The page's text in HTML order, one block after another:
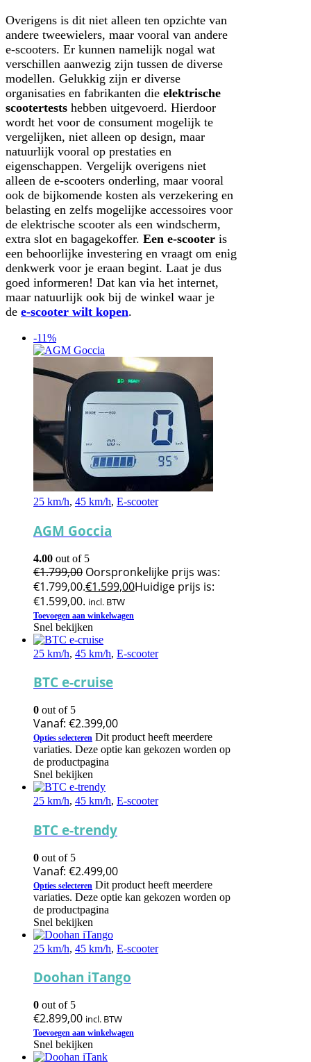
Overigens is dit niet alleen ten opzichte van
andere tweewielers, maar vooral van andere
e-scooters. Er kunnen namelijk nogal wat
verschillen aanwezig zijn tussen de diverse
modellen. Gelukkig zijn er diverse
organisaties en fabrikanten die elektrische
scootertests hebben uitgevoerd. Hierdoor
wordt het voor de consument mogelijk te
vergelijken, niet alleen op design, maar
natuurlijk vooral op prestaties en
eigenschappen. Vergelijk overigens niet
alleen de e-scooters onderling, maar vooral
ook de bijkomende kosten als verzekering en
belasting en zelfs mogelijke accessoires voor
de elektrische scooter als een windscherm,
extra slot en bagagekoffer. Een e-scooter is
een behoorlijke investering en vraagt om enig
denkwerk voor je eraan begint. Laat je dus
goed informeren! Dat kan via het internet,
maar natuurlijk ook bij de winkel waar je
de e-scooter wilt kopen.
-11%
25 km/h, 45 km/h, E-scooter
AGM Goccia
4.00 out of 5
€1.799,00 Oorspronkelijke prijs was:
€1.799,00.€1.599,00Huidige prijs is:
€1.599,00. incl. BTW
Toevoegen aan winkelwagen
Snel bekijken
25 km/h, 45 km/h, E-scooter
BTC e-cruise
0 out of 5
Vanaf: €2.399,00
Opties selecteren Dit product heeft meerdere
variaties. Deze optie kan gekozen worden op
de productpagina
Snel bekijken
25 km/h, 45 km/h, E-scooter
BTC e-trendy
0 out of 5
Vanaf: €2.499,00
Opties selecteren Dit product heeft meerdere
variaties. Deze optie kan gekozen worden op
de productpagina
Snel bekijken
25 km/h, 45 km/h, E-scooter
Doohan iTango
0 out of 5
€2.899,00 incl. BTW
Toevoegen aan winkelwagen
Snel bekijken